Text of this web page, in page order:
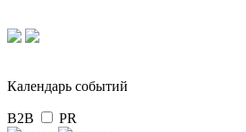
Календарь событий
B2B PR